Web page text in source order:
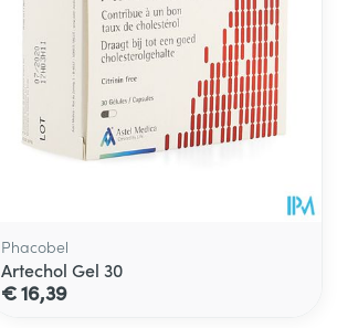
Phacobel
Artechol Gel 30
€ 16,39